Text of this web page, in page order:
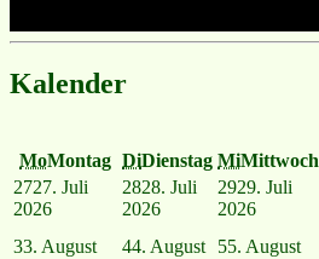
Kalender
MoMontag DiDienstag MiMittwoch
2727. Juli
2026
2828. Juli
2026
2929. Juli
2026
33. August
44. August
55. August